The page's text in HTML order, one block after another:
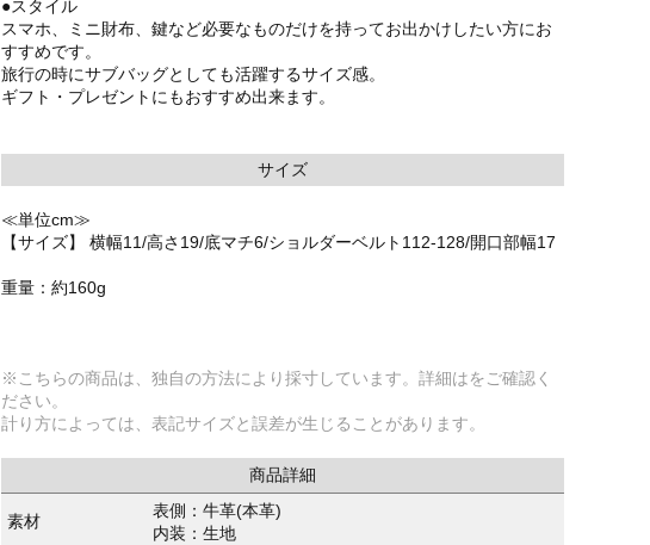
●スタイル
スマホ、ミニ財布、鍵など必要なものだけを持ってお出かけしたい方にお
すすめです。
旅行の時にサブバッグとしても活躍するサイズ感。
ギフト・プレゼントにもおすすめ出来ます。
サイズ
≪単位cm≫
【サイズ】 横幅11/高さ19/底マチ6/ショルダーベルト112-128/開口部幅17
重量：約160g
※こちらの商品は、独自の方法により採寸しています。詳細はをご確認く
ださい。
計り方によっては、表記サイズと誤差が生じることがあります。
商品詳細
素材
表側：牛革(本革)
内装：生地